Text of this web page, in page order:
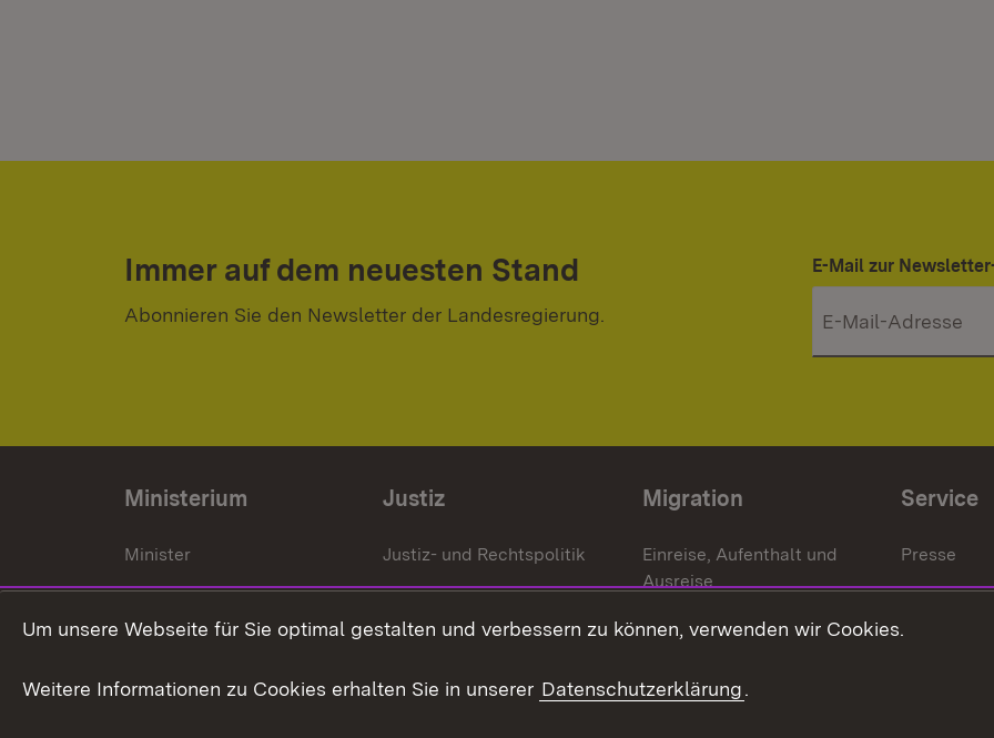
Immer auf dem neuesten Stand
Abonnieren Sie den Newsletter der Landesregierung.
E-Mail zur
Ministerium
Minister
Staatssekrektär
Ministerialdirektorin
Organigramm
Justiz
Justiz- und Rechtspolitik
Gerichte und
Staatsanwaltschaften
Migration
Einreise, Aufenthalt und
Ausreise
Asylbewerber und
Erlasse und
Service
Presse
Um unsere Webseite für Sie optimal gestalten und verbessern zu können, verwenden wir Cookies.
Weitere Informationen zu Cookies erhalten Sie in unserer Datenschutzerklärung.